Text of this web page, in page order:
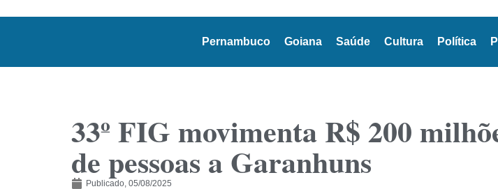
Pernambuco Goiana Saúde Cultura Política
33º FIG movimenta R$ 200
de pessoas a Garanhuns
Publicado, 05/08/2025